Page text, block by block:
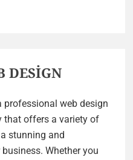
DESİGN
professional web design
that offers a variety of
stunning and
Whether you